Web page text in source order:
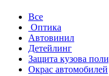
Все
Оптика
Автовинил
Детейлинг
Защита кузова
Окрас автомобилей